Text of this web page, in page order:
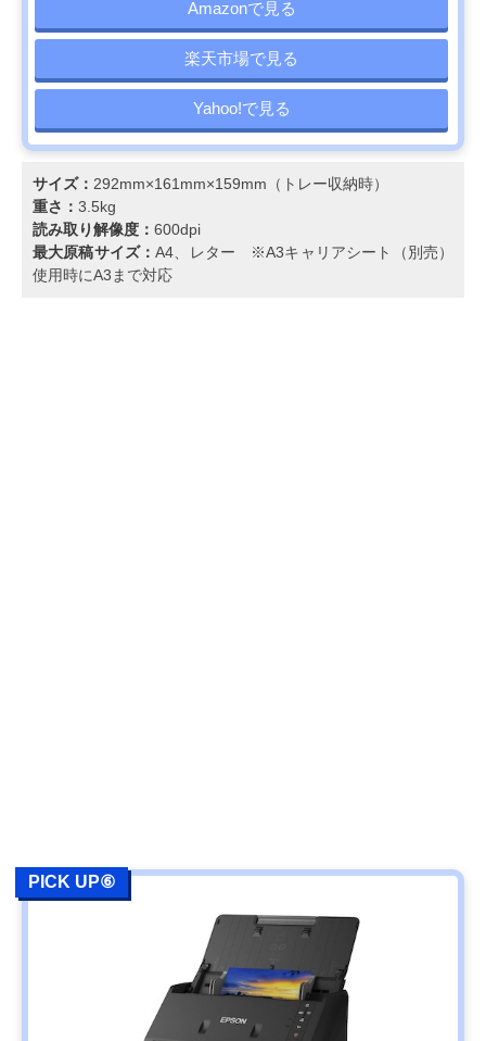
Amazonで見る
楽天市場で見る
Yahoo!で見る
サイズ： 292mm×161mm×159mm（トレー収納時）
重さ： 3.5kg
読み取り解像度： 600dpi
最大原稿サイズ：A4、レター ※A3キャリアシート（別売）
使用時にA3まで対応
PICK UP⑥